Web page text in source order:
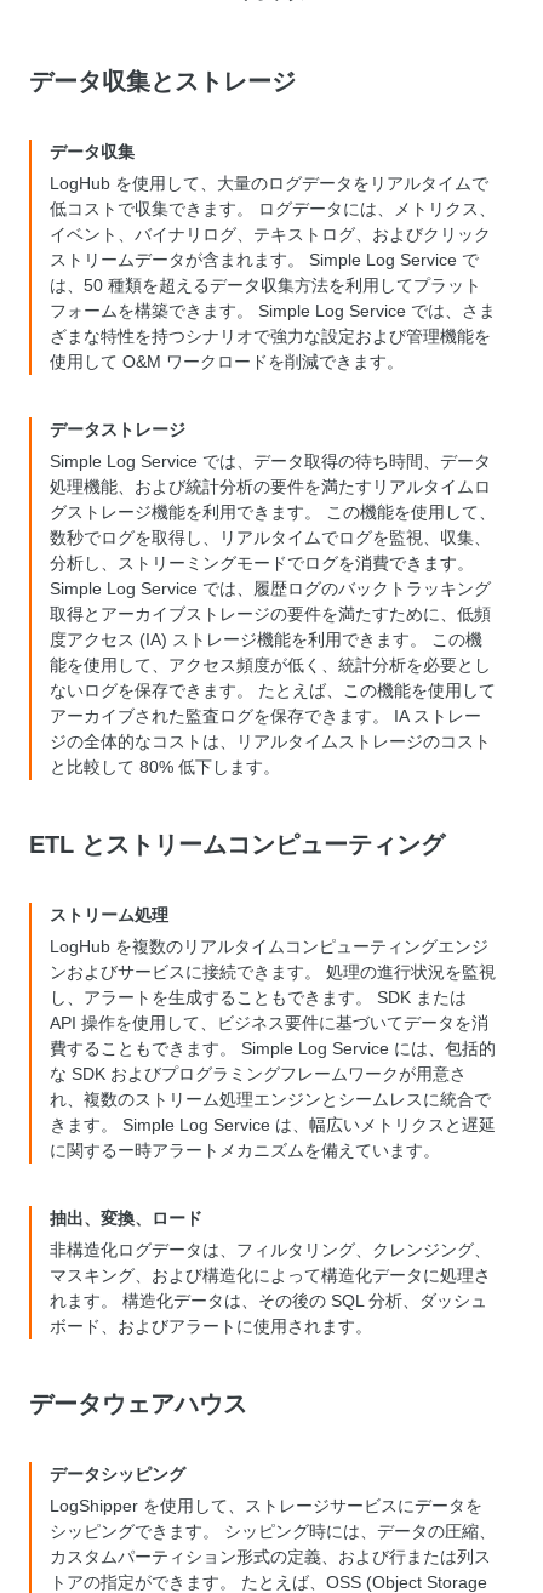
データ収集とストレージ
データ収集
LogHub を使用して、大量のログデータをリアルタイムで
低コストで収集できます。 ログデータには、メトリクス、
イベント、バイナリログ、テキストログ、およびクリック
ストリームデータが含まれます。 Simple Log Service で
は、50 種類を超えるデータ収集方法を利用してプラット
フォームを構築できます。 Simple Log Service では、さま
ざまな特性を持つシナリオで強力な設定および管理機能を
使用して O&M ワークロードを削減できます。
データストレージ
Simple Log Service では、データ取得の待ち時間、データ
処理機能、および統計分析の要件を満たすリアルタイムロ
グストレージ機能を利用できます。 この機能を使用して、
数秒でログを取得し、リアルタイムでログを監視、収集、
分析し、ストリーミングモードでログを消費できます。
Simple Log Service では、履歴ログのバックトラッキング
取得とアーカイブストレージの要件を満たすために、低頻
度アクセス (IA) ストレージ機能を利用できます。 この機
能を使用して、アクセス頻度が低く、統計分析を必要とし
ないログを保存できます。 たとえば、この機能を使用して
アーカイブされた監査ログを保存できます。 IA ストレー
ジの全体的なコストは、リアルタイムストレージのコスト
と比較して 80% 低下します。
ETL とストリームコンピューティング
ストリーム処理
LogHub を複数のリアルタイムコンピューティングエンジ
ンおよびサービスに接続できます。 処理の進行状況を監視
し、アラートを生成することもできます。 SDK または
API 操作を使用して、ビジネス要件に基づいてデータを消
費することもできます。 Simple Log Service には、包括的
な SDK およびプログラミングフレームワークが用意さ
れ、複数のストリーム処理エンジンとシームレスに統合で
きます。 Simple Log Service は、幅広いメトリクスと遅延
に関するー時アラートメカニズムを備えています。
抽出、変換、ロード
非構造化ログデータは、フィルタリング、クレンジング、
マスキング、および構造化によって構造化データに処理さ
れます。 構造化データは、その後の SQL 分析、ダッシュ
ボード、およびアラートに使用されます。
データウェアハウス
データシッピング
LogShipper を使用して、ストレージサービスにデータを
シッピングできます。 シッピング時には、データの圧縮、
カスタムパーティション形式の定義、および行または列ス
トアの指定ができます。 たとえば、OSS (Object Storage